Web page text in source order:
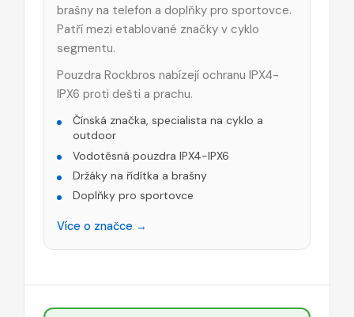
brašny na telefon a doplňky pro sportovce.
Patří mezi etablované značky v cyklo
segmentu.
Pouzdra Rockbros nabízejí ochranu IPX4-
IPX6 proti dešti a prachu.
Čínská značka, specialista na cyklo a
outdoor
Vodotěsná pouzdra IPX4-IPX6
Držáky na řídítka a brašny
Doplňky pro sportovce
Více o značce →